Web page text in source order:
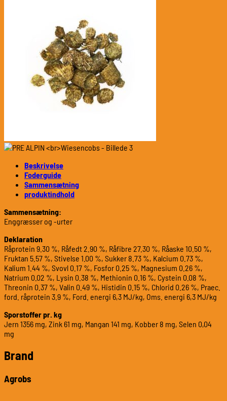
Beskrivelse
Foderguide
Sammensætning
produktindhold
Sammensætning:
Enggræsser og -urter
Deklaration
Råprotein 9.30 %, Råfedt 2.90 %, Råfibre 27.30 %, Råaske 10.50 %,
Fruktan 5.57 %, Stivelse 1.00 %, Sukker 8.73 %, Kalcium 0.73 %,
Kalium 1.44 %, Svovl 0.17 %, Fosfor 0.25 %, Magnesium 0.26 %,
Natrium 0.02 %, Lysin 0.38 %, Methionin 0.16 %, Cystein 0.08 %,
Threonin 0.37 %, Valin 0.49 %, Histidin 0.15 %, Chlorid 0.26 %, Praec.
ford. råprotein 3.9 %, Ford. energi 6,3 MJ/kg, Oms. energi 6,3 MJ/kg
Sporstoffer pr. kg
Jern 1356 mg, Zink 61 mg, Mangan 141 mg, Kobber 8 mg, Selen 0,04
mg
Brand
Agrobs